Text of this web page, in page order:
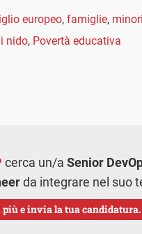
europeo, famiglie, minori
nido, Povertà educativa
cerca un/a Senior
da integrare nel suo
più e invia la tua candidatura.